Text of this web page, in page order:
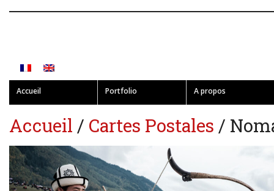
Accueil Portfolio A propos
Accueil / Cartes Postales /